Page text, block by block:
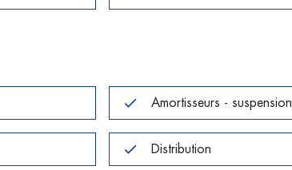
Amortisseurs - suspension
Distribution